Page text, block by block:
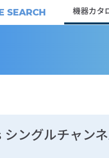
SEARCH 機器カタ
ングルチャン